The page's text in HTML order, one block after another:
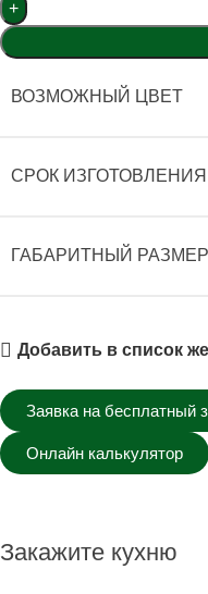
ВОЗМОЖНЫЙ ЦВЕТ
СРОК ИЗГОТОВЛЕНИЯ
ГАБАРИТНЫЙ РАЗМЕР
Добавить в список
Заявка на бесплатный
Онлайн калькулятор
Закажите кухню